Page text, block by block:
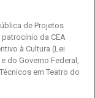
de Projetos
da CEA
à Cultura (Lei
do Governo Federal,
em Teatro do